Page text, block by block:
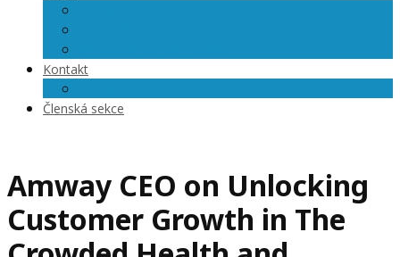
Kontakt
Členská sekce
Amway CEO on Unlocking
Customer Growth in The